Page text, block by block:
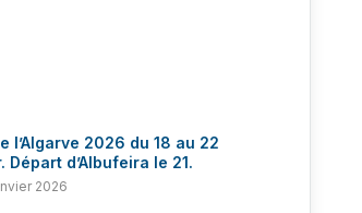
l’Algarve 2026 du 18 au 22
Départ d’Albufeira le 21.
2026